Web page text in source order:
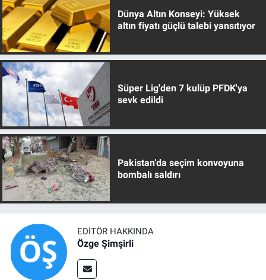
Dünya Altın Konseyi: Yüksek
altın fiyatı güçlü talebi yansıtıyor
Süper Lig'den 7 kulüp PFDK'ya
sevk edildi
Pakistan’da seçim konvoyuna
bombalı saldırı
EDITÖR HAKKINDA
Özge Şimşirli